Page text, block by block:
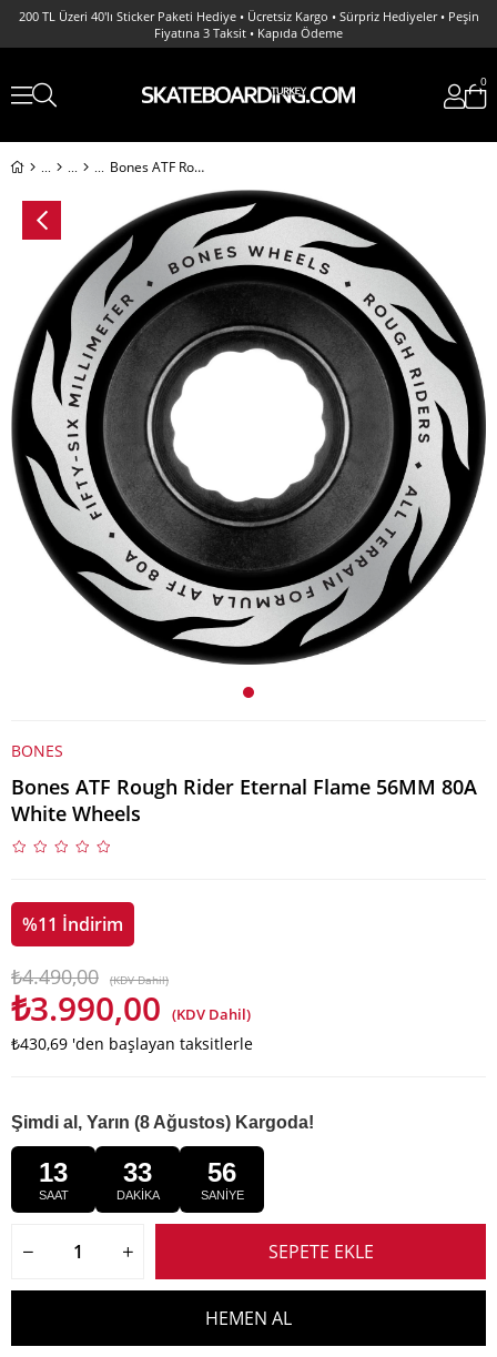
200 TL Üzeri 40'lı Sticker Paketi Hediye • Ücretsiz Kargo • Sürpriz Hediyeler • Peşin
Fiyatına 3 Taksit • Kapıda Ödeme
0
Bones ATF Rough Rider Eternal Flame 56MM 80A White Wheels
BONES
Bones ATF Rough Rider Eternal Flame 56MM 80A
White Wheels
%11 İndirim
₺4.490,00 (KDV Dahil)
₺3.990,00 (KDV Dahil)
₺430,69 'den başlayan taksitlerle
Şimdi al, Yarın (8 Ağustos) Kargoda!
13
SAAT
33
DAKİKA
55
SANİYE